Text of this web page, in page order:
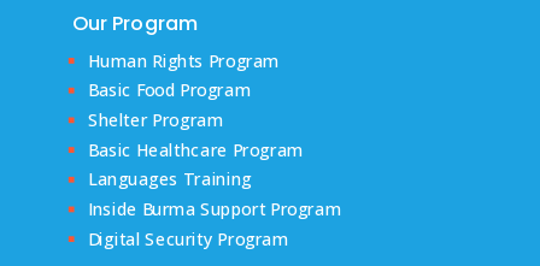
Our Program
Human Rights Program
Basic Food Program
Shelter Program
Basic Healthcare Program
Languages Training
Inside Burma Support Program
Digital Security Program